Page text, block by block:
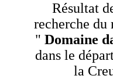
Résultat
recherche du
" Domaine
dans le
la